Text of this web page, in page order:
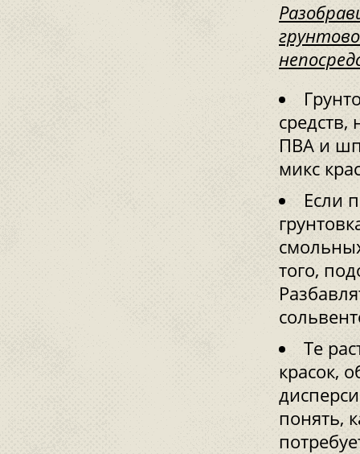
ПВА и
микс
Если
того,
Те
красок,
понять,